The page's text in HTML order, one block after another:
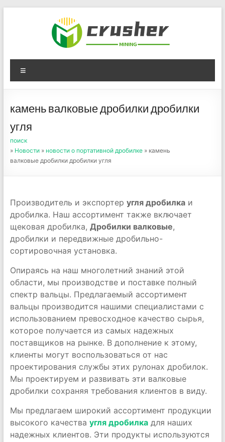
Оборудование для
дробления угля,
измельчения печного
порошка
камень валковые дробилки дробилки
угля
поиск
» Новости» новости о портативной дробилке» камень
валковые дробилки дробилки угля
Производитель и экспортер угля дробилкаи
дробилка. Наш ассортимент также включает
щековая дробилка, Дробилки валковые,
дробилки и передвижные дробильно-
сортировочная установка.
Опираясь на наш многолетний знаний этой
области, мы производстве и поставке полный
спектр вальцы. Предлагаемый ассортимент
вальцы производится нашими специалистами с
использованием превосходное качество сырья,
которое получается из самых надежных
поставщиков на рынке. В дополнение к этому,
клиенты могут воспользоваться от нас
проектирования службы этих рулонах дробилок.
Мы проектируем и развивать эти валковые
дробилки сохраняя требования клиентов в виду.
Мы предлагаем широкий ассортимент продукции
высокого качества угля дробилкадля наших
надежных клиентов. Эти продукты используются